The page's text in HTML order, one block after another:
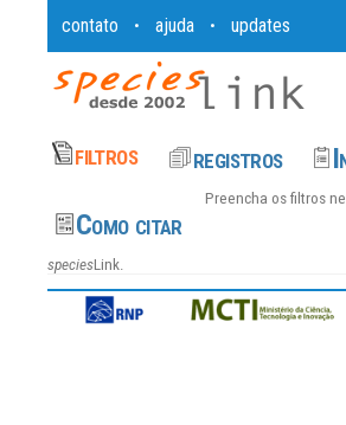
contato • ajuda • updates
Preencha os filtros
speciesLink.